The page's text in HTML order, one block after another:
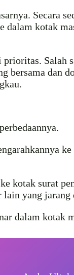
Secara
dalam kotak
Salah
bersama dan
kotak surat
yang jarang
dalam kotak